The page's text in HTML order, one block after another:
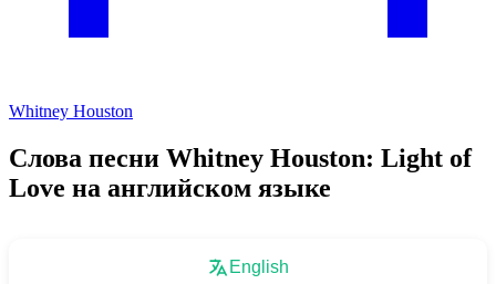
Whitney Houston
Слова песни Whitney Houston: Light of
Love на английском языке
English